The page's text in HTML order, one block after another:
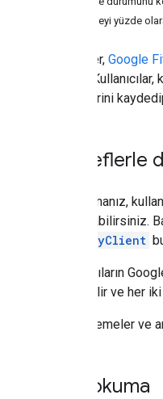
İlerlemeyi yüzde
Hedefler, Google
değer.
hedeflerini
Hedeflerle
Uygulamanız,
oluşturabilirsiniz.
HistoryClient
Kullanıcıların
çalışabilir ve her
Güncellemeler ve
Gol okuma